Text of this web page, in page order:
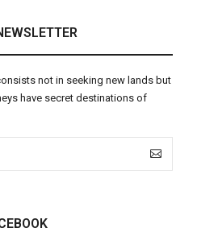
not in seeking new lands but
have secret destinations of